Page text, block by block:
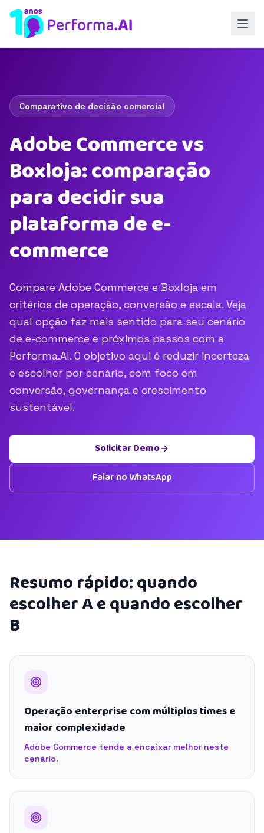
Comparativo de decisão comercial
Adobe Commerce vs
Boxloja: comparação
para decidir sua
plataforma de e-
commerce
Compare Adobe Commerce e Boxloja em
critérios de operação, conversão e escala. Veja
qual opção faz mais sentido para seu cenário
de e-commerce e próximos passos com a
Performa.AI. O objetivo aqui é reduzir incerteza
e escolher por cenário, com foco em
conversão, governança e crescimento
sustentável.
Solicitar Demo
Falar no WhatsApp
Resumo rápido: quando
escolher A e quando escolher
B
Operação enterprise com múltiplos times e
maior complexidade
Adobe Commerce tende a encaixar melhor neste
cenário.